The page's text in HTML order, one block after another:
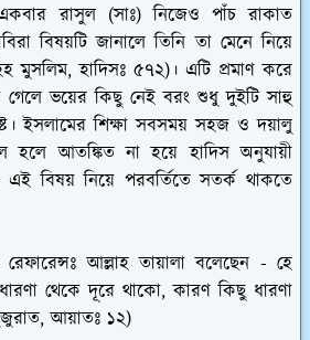
রাসুল (সাঃ) নিজেও পাঁচ রাকাত
বিষয়টি জানালে তিনি তা মেনে নিয়ে
মুসলিম, হাদিসঃ ৫৭২)। এটি প্রমাণ করে
গেলে ভয়ের কিছু নেই বরং শুধু দুইটি সাহু
ইসলামের শিক্ষা সবসময় সহজ ও দয়ালু
হলে আতঙ্কিত না হয়ে হাদিস অনুযায়ী
বিষয় নিয়ে পরবর্তিতে সতর্ক থাকতে
আল্লাহ তায়ালা বলেছেন - হে
থেকে দূরে থাকো, কারণ কিছু ধারণা
আয়াতঃ ১২)